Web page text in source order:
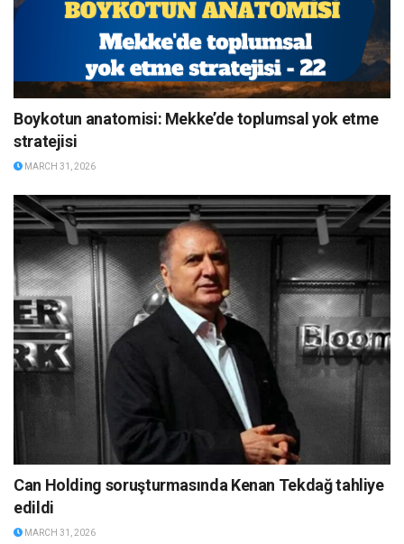
Boykotun anatomisi: Mekke’de toplumsal yok etme
stratejisi
MARCH 31, 2026
Can Holding soruşturmasında Kenan Tekdağ tahliye
edildi
MARCH 31, 2026